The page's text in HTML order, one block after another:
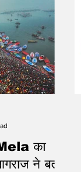
का
ने बताई